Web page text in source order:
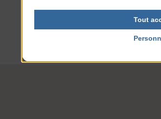
Tout